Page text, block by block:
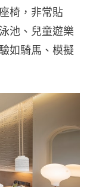
椅，非常貼
池、兒童遊樂
如騎馬、模擬